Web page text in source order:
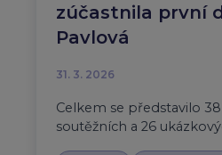
zúčastnila první
Pavlová
31. 3. 2026
Celkem se představilo
soutěžních a 26